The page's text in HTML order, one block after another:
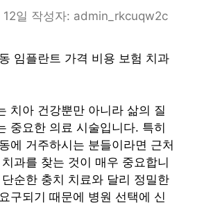
일 작성자: admin_rkcuqw2c
임플란트 가격 비용 보험 치과
치아 건강뿐만 아니라 삶의 질
중요한 의료 시술입니다. 특히
에 거주하시는 분들이라면 근처
과를 찾는 것이 매우 중요합니
순한 충치 치료와 달리 정밀한
구되기 때문에 병원 선택에 신